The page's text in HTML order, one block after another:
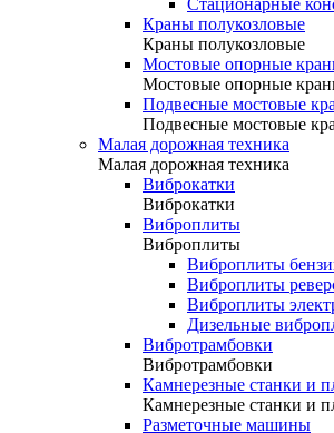
Стационарные
Краны полукозловые
Краны полукозловые
Мостовые опорные
Мостовые опорные
Подвесные мостовые
Подвесные мостовые
Малая дорожная техника
Малая дорожная техника
Виброкатки
Виброкатки
Виброплиты
Виброплиты
Виброплиты
Виброплиты
Виброплиты
Дизельные
Вибротрамбовки
Вибротрамбовки
Камнерезные станки и
Камнерезные станки и
Разметочные машины